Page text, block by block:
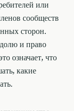
или
сообществ
сторон.
и право
означает, что
какие